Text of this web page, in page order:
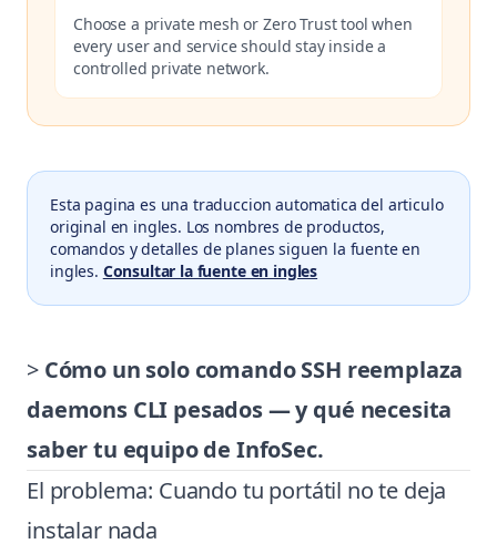
Choose a private mesh or Zero Trust tool when
every user and service should stay inside a
controlled private network.
Esta pagina es una traduccion automatica del articulo
original en ingles. Los nombres de productos,
comandos y detalles de planes siguen la fuente en
ingles. Consultar la fuente en ingles
> Cómo un solo comando SSH reemplaza
daemons CLI pesados — y qué necesita
saber tu equipo de InfoSec.
El problema: Cuando tu portátil no te deja
instalar nada